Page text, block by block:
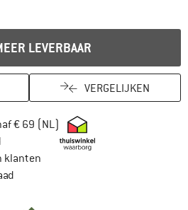
LEVERBAAR
VERGELIJKEN
€ 69 (NL) Vind hier de
Vind de betalingsinformatie hier!
klanten